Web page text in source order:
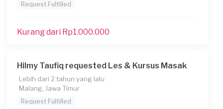
Request Fulfilled
Kurang dari Rp1.000.000
Hilmy Taufiq requested Les & Kursus Masak
Lebih dari 2 tahun yang lalu
Malang, Jawa Timur
Request Fulfilled